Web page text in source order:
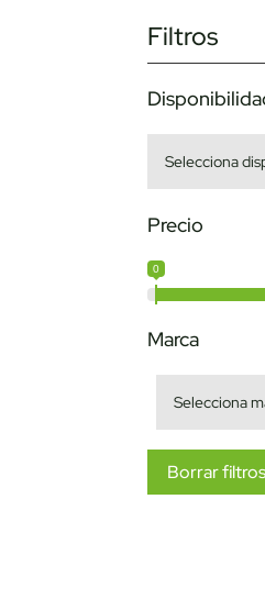
Filtros
Precio
0
Marca
Borrar filtros